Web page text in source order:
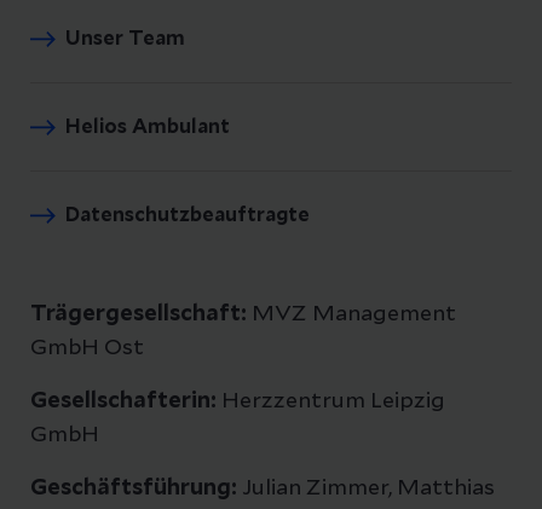
Unser Team
Helios Ambulant
Datenschutzbeauftragte
Trägergesellschaft: MVZ Management
GmbH Ost
Gesellschafterin: Herzzentrum Leipzig
GmbH
Geschäftsführung: Julian Zimmer, Matthias